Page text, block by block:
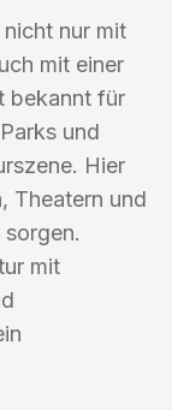
nur mit
mit einer
bekannt für
und
Hier
Theatern und
mit